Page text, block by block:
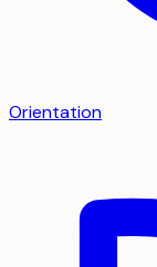
Orientation